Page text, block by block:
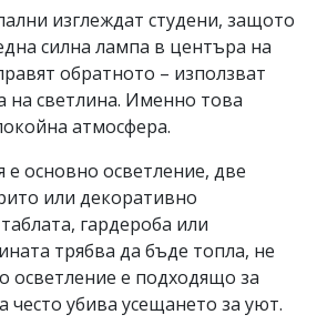
изглеждат студени, защото
силна лампа в центъра на
обратното – използват
на светлина. Именно това
атмосфера.
основно осветление, две
или декоративно
гардероба или
трябва да бъде топла, не
осветление е подходящо за
често убива усещането за уют.